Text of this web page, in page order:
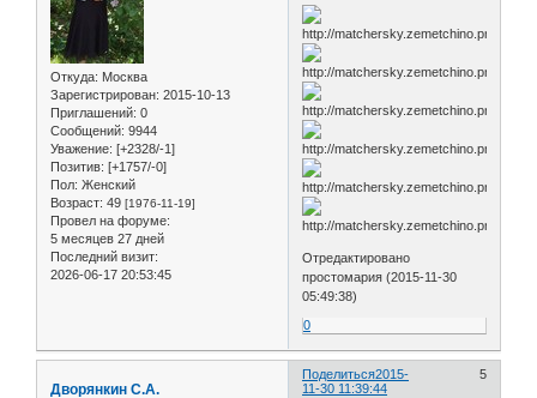
Откуда: Москва
Зарегистрирован: 2015-10-13
Приглашений: 0
Сообщений: 9944
Уважение: [+2328/-1]
Позитив: [+1757/-0]
Пол: Женский
Возраст: 49 [1976-11-19]
Провел на форуме:
5 месяцев 27 дней
Последний визит:
2026-06-17 20:53:45
Отредактировано
простомария (2015-11-30
05:49:38)
0
Поделиться 5
2015-
11-30 11:39:44
Дворянкин С.А.